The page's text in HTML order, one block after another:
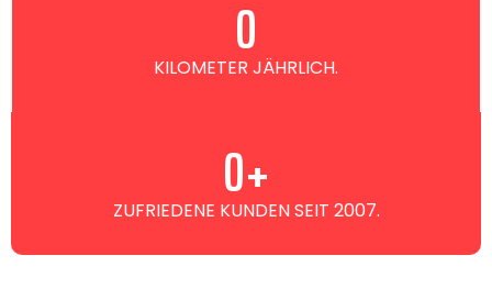
KILOMETER JÄHRLICH.
0
ZUFRIEDENE KUNDEN SEIT 2007.
0+